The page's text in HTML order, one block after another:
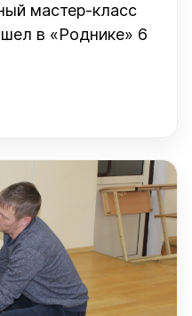
мастер-класс
в «Роднике» 6